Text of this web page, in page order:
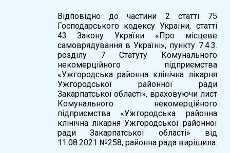
Відповідно до частини 2 статті 75
Господарського кодексу України, статті
43 Закону України «Про місцеве
самоврядування в Україні», пункту 7.4.3.
розділу 7 Статуту Комунального
некомерційного підприємства
«Ужгородська районна клінічна лікарня
Ужгородської районної ради
Закарпатської області», враховуючи лист
Комунального некомерційного
підприємства «Ужгородська районна
клінічна лікарня Ужгородської районної
ради Закарпатської області» від
11.08.2021 №258, районна рада вирішила: